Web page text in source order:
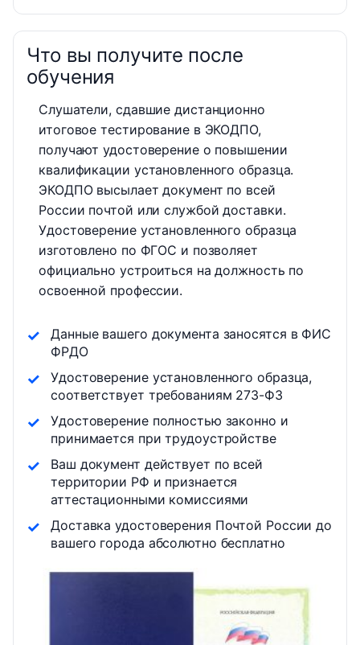
Что вы получите после
обучения
Слушатели, сдавшие дистанционно
итоговое тестирование в ЭКОДПО,
получают удостоверение о повышении
квалификации установленного образца.
ЭКОДПО высылает документ по всей
России почтой или службой доставки.
Удостоверение установленного образца
изготовлено по ФГОС и позволяет
официально устроиться на должность по
освоенной профессии.
Данные вашего документа заносятся в ФИС
ФРДО
Удостоверение установленного образца,
соответствует требованиям 273-ФЗ
Удостоверение полностью законно и
принимается при трудоустройстве
Ваш документ действует по всей
территории РФ и признается
аттестационными комиссиями
Доставка удостоверения Почтой России до
вашего города абсолютно бесплатно